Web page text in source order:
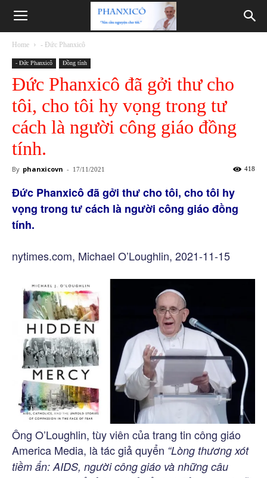
Phanxicô
Home - Đức Phanxicô
- Đức Phanxicô Đồng tính
Đức Phanxicô đã gởi thư cho
tôi, cho tôi hy vọng trong tư
cách là người công giáo đồng
tính.
By phanxicovn - 17/11/2021 418
Đức Phanxicô đã gởi thư cho tôi, cho tôi hy
vọng trong tư cách là người công giáo đồng
tính.
nytimes.com, Michael O’Loughlin, 2021-11-15
Ông O’Loughlin, tùy viên của trang tin công giáo
America Media, là tác giả quyển “Lòng thương xót
tiềm ẩn: AIDS, người công giáo và những câu